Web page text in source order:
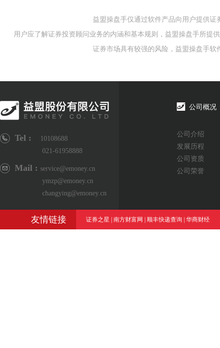
益盟操盘手仅通过软件产品向用户提供
用户应了解证券投资顾问业务的内涵和基本规则，益盟操盘手所提
证券市场具有较强的风险，益盟操盘手
Tel :
10108688
021-61958888
Mail : service@emoney.cn
ymzp@emoney.cn
changying@emoney.cn
公司概况
公司介绍
发展历程
公司资质
公司荣誉
友情链接 证券之星 南方财富网 顺丰快递查询 华商财经